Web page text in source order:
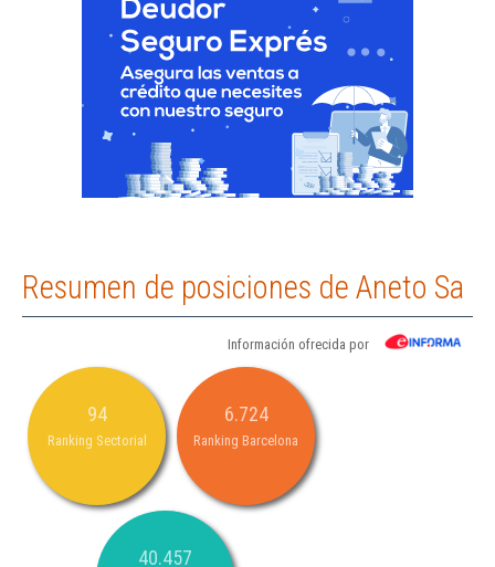
Resumen de posiciones de Aneto Sa
Información ofrecida por
94
Ranking Sectorial
6.724
Ranking Barcelona
40.457